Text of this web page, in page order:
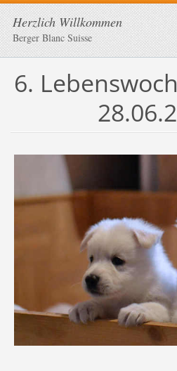
Herzlich Willkommen
Berger Blanc Suisse
6.